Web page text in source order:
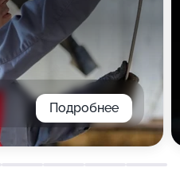
Подробнее